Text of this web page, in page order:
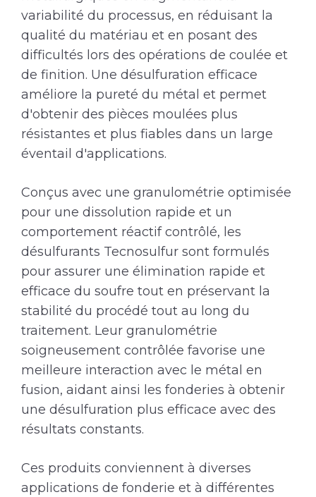
variabilité du processus, en réduisant la
qualité du matériau et en posant des
difficultés lors des opérations de coulée et
de finition. Une désulfuration efficace
améliore la pureté du métal et permet
d'obtenir des pièces moulées plus
résistantes et plus fiables dans un large
éventail d'applications.
Conçus avec une granulométrie optimisée
pour une dissolution rapide et un
comportement réactif contrôlé, les
désulfurants Tecnosulfur sont formulés
pour assurer une élimination rapide et
efficace du soufre tout en préservant la
stabilité du procédé tout au long du
traitement. Leur granulométrie
soigneusement contrôlée favorise une
meilleure interaction avec le métal en
fusion, aidant ainsi les fonderies à obtenir
une désulfuration plus efficace avec des
résultats constants.
Ces produits conviennent à diverses
applications de fonderie et à différentes